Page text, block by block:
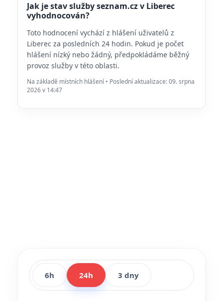
Jak je stav služby seznam.cz v Liberec
vyhodnocován?
Toto hodnocení vychází z hlášení uživatelů z
Liberec za posledních 24 hodin. Pokud je počet
hlášení nízký nebo žádný, předpokládáme běžný
provoz služby v této oblasti.
Na základě místních hlášení • Poslední aktualizace: 09. srpna
2026 v 14:47
6h 24h 3 dny